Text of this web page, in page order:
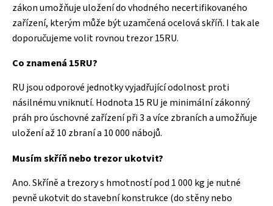
zákon umožňuje uložení do vhodného necertifikovaného
zařízení, kterým může být uzamčená ocelová skříň. I tak ale
doporučujeme volit rovnou trezor 15RU.
Co znamená 15RU?
RU jsou odporové jednotky vyjadřující odolnost proti
násilnému vniknutí. Hodnota 15 RU je minimální zákonný
práh pro úschovné zařízení při 3 a více zbraních a umožňuje
uložení až 10 zbraní a 10 000 nábojů.
Musím skříň nebo trezor ukotvit?
Ano. Skříně a trezory s hmotností pod 1 000 kg je nutné
pevně ukotvit do stavební konstrukce (do stěny nebo